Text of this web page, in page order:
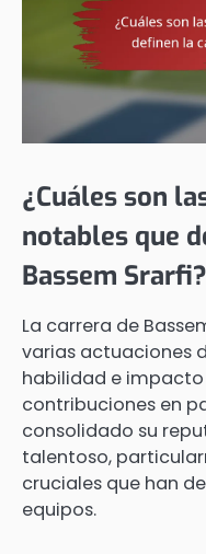
¿Cuáles son
notables que
Bassem Srarfi?
La carrera de
varias actuaciones
habilidad e impacto
contribuciones en
consolidado su
talentoso,
cruciales que han
equipos.